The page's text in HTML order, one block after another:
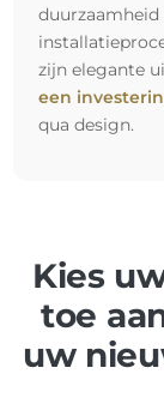
zijn elegante
een
qua design.
Kies
toe
uw